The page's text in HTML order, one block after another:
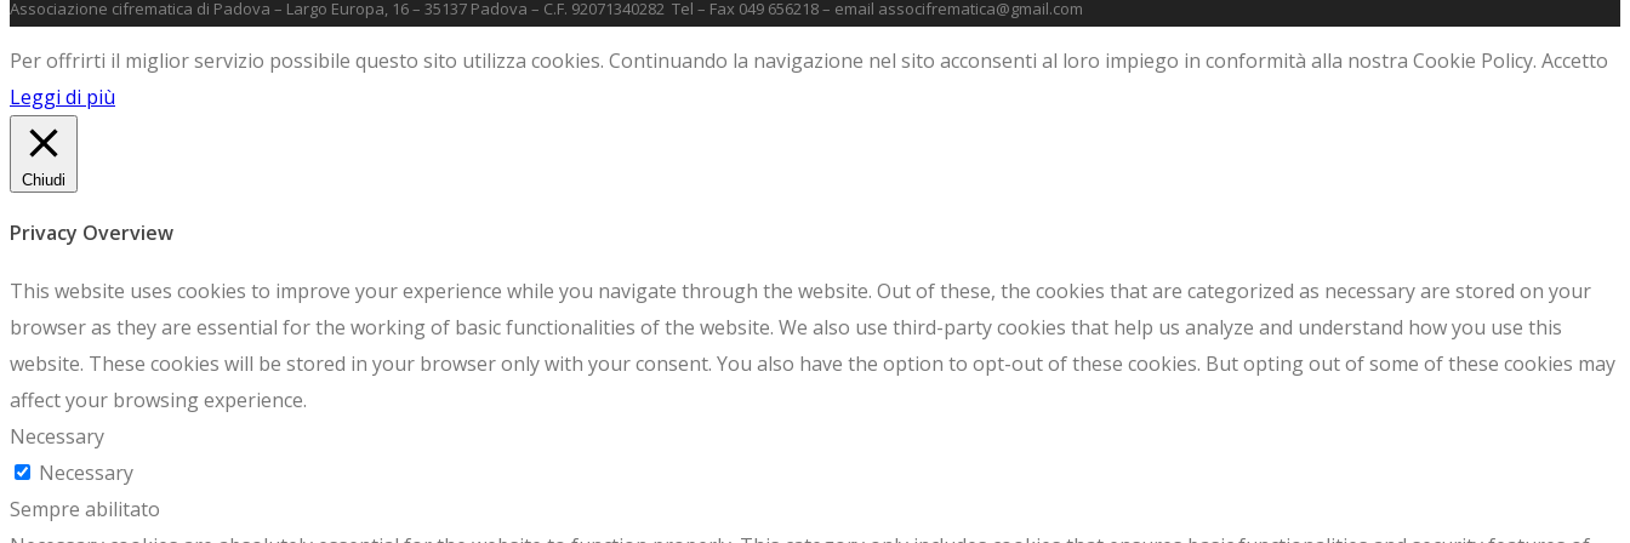
Associazione cifrematica di Padova – Largo Europa, 16 – 35137 Padova – C.F. 92071340282 Tel – Fax 049 656218 – email associfrematica@gmail.com
Per offrirti il miglior servizio possibile questo sito utilizza cookies. Continuando la navigazione nel sito acconsenti al loro impiego in conformità alla nostra Cookie Policy. Accetto
Leggi di più
Chiudi
Privacy Overview
This website uses cookies to improve your experience while you navigate through the website. Out of these, the cookies that are categorized as necessary are stored on your
browser as they are essential for the working of basic functionalities of the website. We also use third-party cookies that help us analyze and understand how you use this
website. These cookies will be stored in your browser only with your consent. You also have the option to opt-out of these cookies. But opting out of some of these cookies may
affect your browsing experience.
Necessary
Necessary
Sempre abilitato